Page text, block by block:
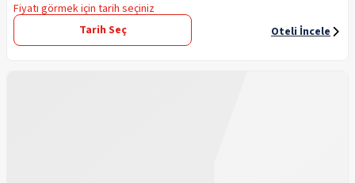
Fiyatı görmek için tarih seçiniz
Tarih Seç
Oteli İncele